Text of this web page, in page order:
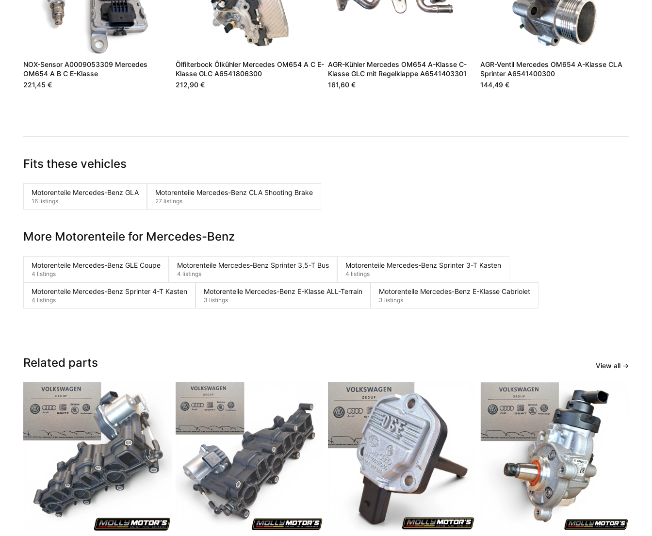
NOX-Sensor A0009053309 Mercedes
OM654 A B C E-Klasse
221,45 €
Ölfilterbock Ölkühler Mercedes OM654 A C E-
Klasse GLC A6541806300
212,90 €
AGR-Kühler Mercedes OM654 A-Klasse C-
Klasse GLC mit Regelklappe A6541403301
161,60 €
AGR-Ventil Mercedes OM654 A-Klasse CLA
Sprinter A6541400300
144,49 €
Fits these vehicles
Motorenteile Mercedes-Benz GLA
16 listings
Motorenteile Mercedes-Benz CLA Shooting Brake
27 listings
More Motorenteile for Mercedes-Benz
Motorenteile Mercedes-Benz GLE Coupe
4 listings
Motorenteile Mercedes-Benz Sprinter 3,5-T Bus
4 listings
Motorenteile Mercedes-Benz Sprinter 3-T Kasten
4 listings
Motorenteile Mercedes-Benz Sprinter 4-T Kasten
4 listings
Motorenteile Mercedes-Benz E-Klasse ALL-Terrain
3 listings
Motorenteile Mercedes-Benz E-Klasse Cabriolet
3 listings
Related parts View all →